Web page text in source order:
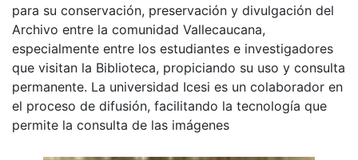
para su conservación, preservación y divulgación del
Archivo entre la comunidad Vallecaucana,
especialmente entre los estudiantes e investigadores
que visitan la Biblioteca, propiciando su uso y consulta
permanente. La universidad Icesi es un colaborador en
el proceso de difusión, facilitando la tecnología que
permite la consulta de las imágenes